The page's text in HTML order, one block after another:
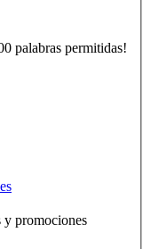
palabras permitidas!
y promociones